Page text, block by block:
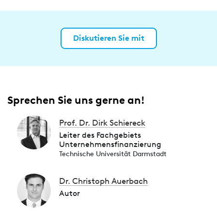
Diskutieren Sie mit
Sprechen Sie uns gerne an!
Prof. Dr. Dirk Schiereck
Leiter des Fachgebiets
Unternehmensfinanzierung
Technische Universität Darmstadt
Dr. Christoph Auerbach
Autor